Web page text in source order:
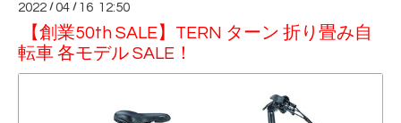
2022 /04 / 16 12:50
【創業50th SALE】TERN ターン 折り畳み自
転車 各モデル SALE！